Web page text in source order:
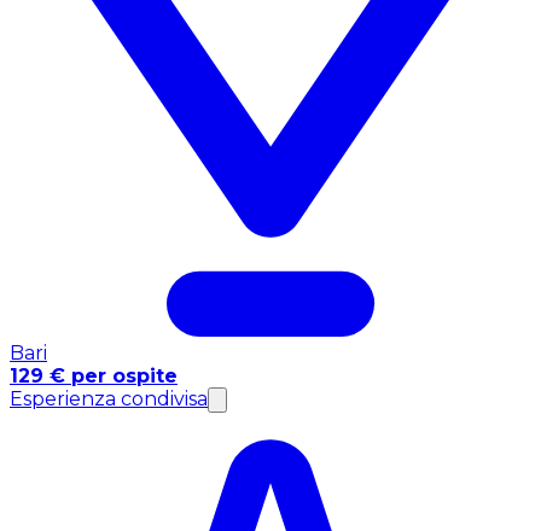
Bari
129 € per ospite
Esperienza condivisa